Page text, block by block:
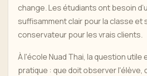
change. Les étudiants ont besoin
suffisamment clair pour la classe et
conservateur pour les vrais clients.
À l'école Nuad Thai, la question
pratique : que doit observer l'élève,